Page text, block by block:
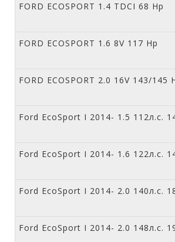
FORD ECOSPORT 1.4 TDCI 68 Hp
FORD ECOSPORT 1.6 8V 117 Hp
FORD ECOSPORT 2.0 16V 143/145
Ford EcoSport I 2014- 1.5 112л.с.
Ford EcoSport I 2014- 1.6 122л.с.
Ford EcoSport I 2014- 2.0 140л.с.
Ford EcoSport I 2014- 2.0 148л.с.